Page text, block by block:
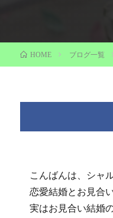
HOME ブログ一覧
こんばんは、シャ
恋愛結婚とお見合
実はお見合い結婚